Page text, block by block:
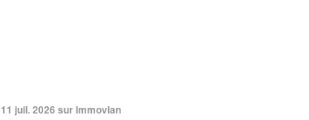
11 juil. 2026 sur Immovlan